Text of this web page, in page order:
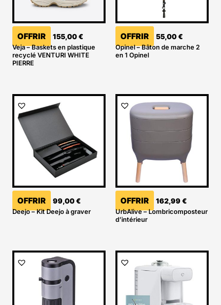
OFFRIR 155,00€
Veja – Baskets en plastique
recyclé VENTURI WHITE
PIERRE
OFFRIR 55,00€
Opinel – Bâton de marche 2
en 1 Opinel
OFFRIR 99,00€
Deejo – Kit Deejo à graver
OFFRIR 162,99 €
UrbAlive – Lombricomposteur
d’intérieur